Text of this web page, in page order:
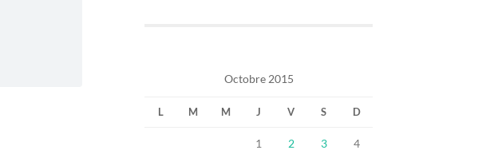
Octobre 2015
L M M J V S D
1 2 3 4